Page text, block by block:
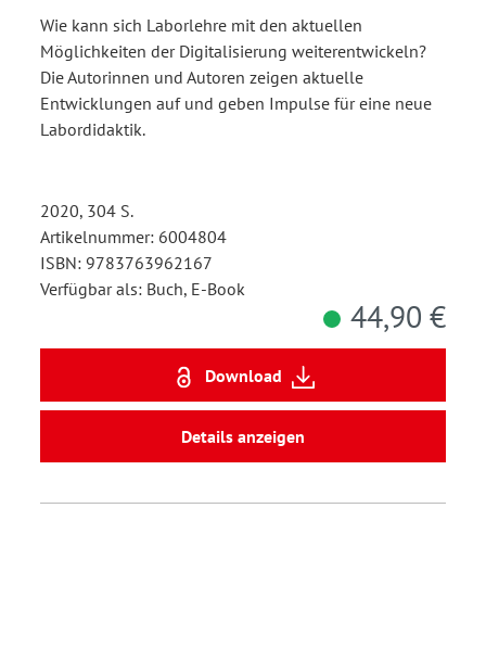
Wie kann sich Laborlehre mit den aktuellen
Möglichkeiten der Digitalisierung weiterentwickeln?
Die Autorinnen und Autoren zeigen aktuelle
Entwicklungen auf und geben Impulse für eine neue
Labordidaktik.
2020, 304 S.
Artikelnummer: 6004804
ISBN: 9783763962167
Verfügbar als: Buch, E-Book
44,90 €
Download
Details anzeigen